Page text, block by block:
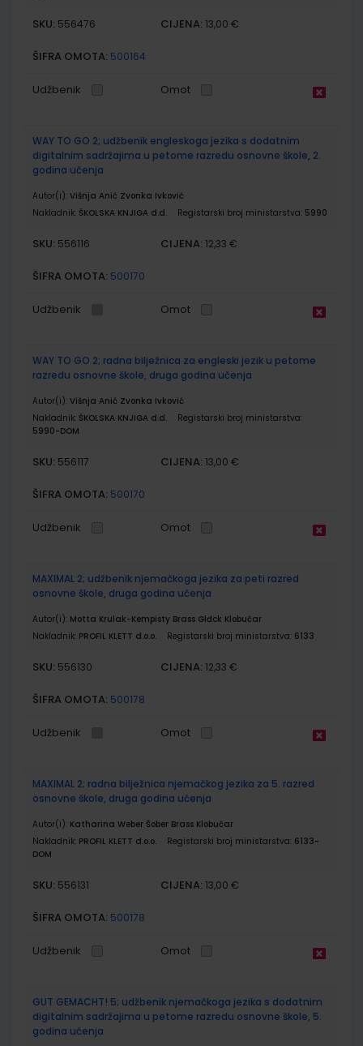
SKU: 556476 CIJENA: 13,00 €
ŠIFRA OMOTA: 500164
Udžbenik Omot
WAY TO GO 2; udžbenik engleskoga jezika s dodatnim
digitalnim sadržajima u petome razredu osnovne škole, 2.
godina učenja
Autor(i): Višnja Anić Zvonka Ivković
Nakladnik: ŠKOLSKA KNJIGA d.d. Registarski broj ministarstva: 5990
SKU: 556116 CIJENA: 12,33 €
ŠIFRA OMOTA: 500170
Udžbenik Omot
WAY TO GO 2; radna bilježnica za engleski jezik u petome
razredu osnovne škole, druga godina učenja
Autor(i): Višnja Anić Zvonka Ivković
Nakladnik: ŠKOLSKA KNJIGA d.d.
Registarski broj ministarstva:
5990-DOM
SKU: 556117 CIJENA: 13,00 €
ŠIFRA OMOTA: 500170
Udžbenik Omot
MAXIMAL 2; udžbenik njemačkoga jezika za peti razred
osnovne škole, druga godina učenja
Autor(i): Motta Krulak-Kempisty Brass Glđck Klobučar
Nakladnik: PROFIL KLETT d.o.o. Registarski broj ministarstva: 6133
SKU: 556130 CIJENA: 12,33 €
ŠIFRA OMOTA: 500178
Udžbenik Omot
MAXIMAL 2; radna bilježnica njemačkog jezika za 5. razred
osnovne škole, druga godina učenja
Autor(i): Katharina Weber Šober Brass Klobučar
Nakladnik: PROFIL KLETT d.o.o. Registarski broj ministarstva: 6133-
DOM
SKU: 556131 CIJENA: 13,00 €
ŠIFRA OMOTA: 500178
Udžbenik Omot
GUT GEMACHT! 5; udžbenik njemačkoga jezika s dodatnim
digitalnim sadržajima u petome razredu osnovne škole, 5.
godina učenja